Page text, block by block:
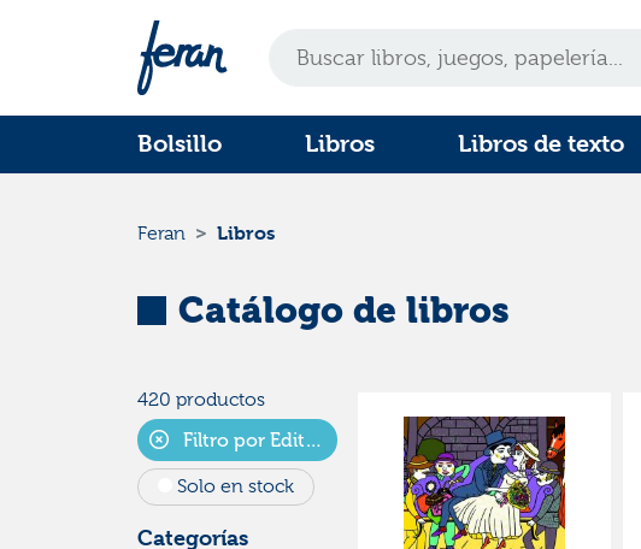
Bolsillo Libros Libros de texto
Feran Libros
Catálogo de libros
420 productos
Filtro por Editorial
Solo en stock
Categorías